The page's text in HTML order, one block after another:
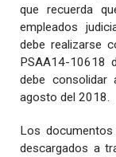
que recuerda
empleados
debe realizarse
PSAA14-10618
debe
agosto del 2018.
Los
descargados a